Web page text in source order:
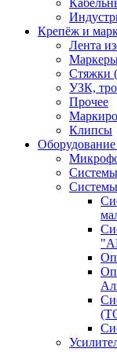
Крепёж и
Лента
Стяжки
УЗК,
Прочее
Клипсы
Системы